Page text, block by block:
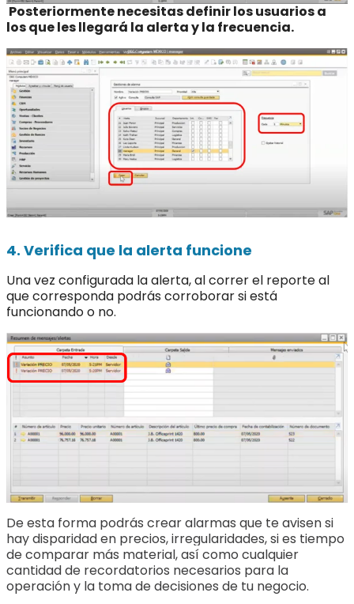
Posteriormente necesitas definir los usuarios a
los que les llegará la alerta y la frecuencia.
4. Verifica que la alerta funcione
Una vez configurada la alerta, al correr el reporte al
que corresponda podrás corroborar si está
funcionando o no.
De esta forma podrás crear alarmas que te avisen si
hay disparidad en precios, irregularidades, si es tiempo
de comparar más material, así como cualquier
cantidad de recordatorios necesarios para la
operación y la toma de decisiones de tu negocio.